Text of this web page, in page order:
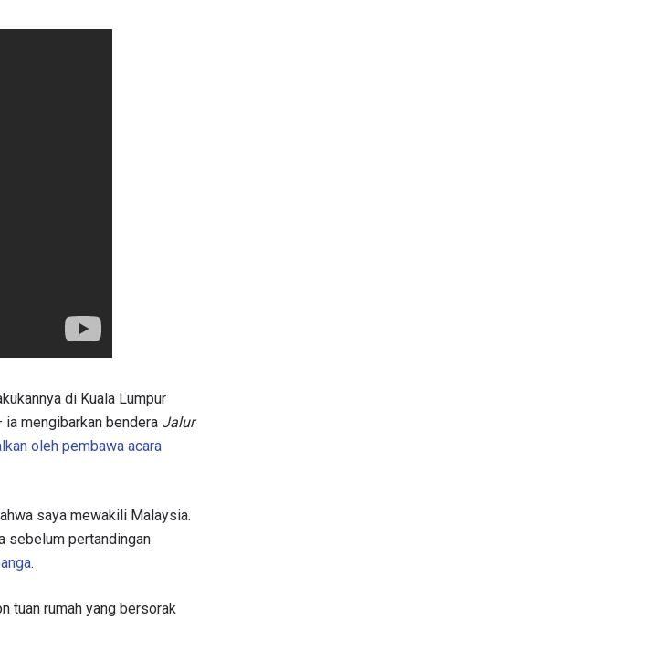
di Kuala Lumpur
mengibarkan bendera Jalur
oleh pembawa acara
saya mewakili Malaysia.
sebelum pertandingan
.
tuan rumah yang bersorak